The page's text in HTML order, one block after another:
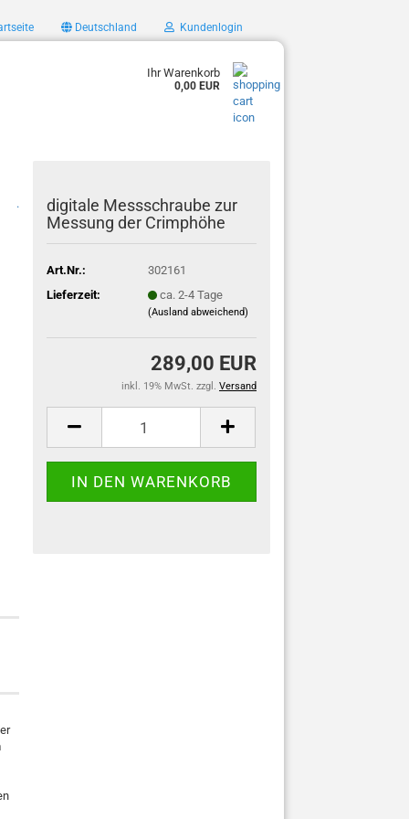
Deutschland Kundenlogin
Ihr Warenkorb
0,00 EUR
.
digitale Messschraube zur
Messung der Crimphöhe
Art.Nr.:
302161
Lieferzeit:
ca. 2-4 Tage
(Ausland abweichend)
289,00 EUR
inkl. 19% MwSt. zzgl. Versand